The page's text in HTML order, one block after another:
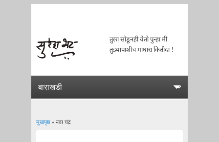
तुला सोडूनही येतो पुन्हा मी
तुझ्यापाशीच माघारा कितीदा !
मुखपृष्ठ» नवा चंद्र